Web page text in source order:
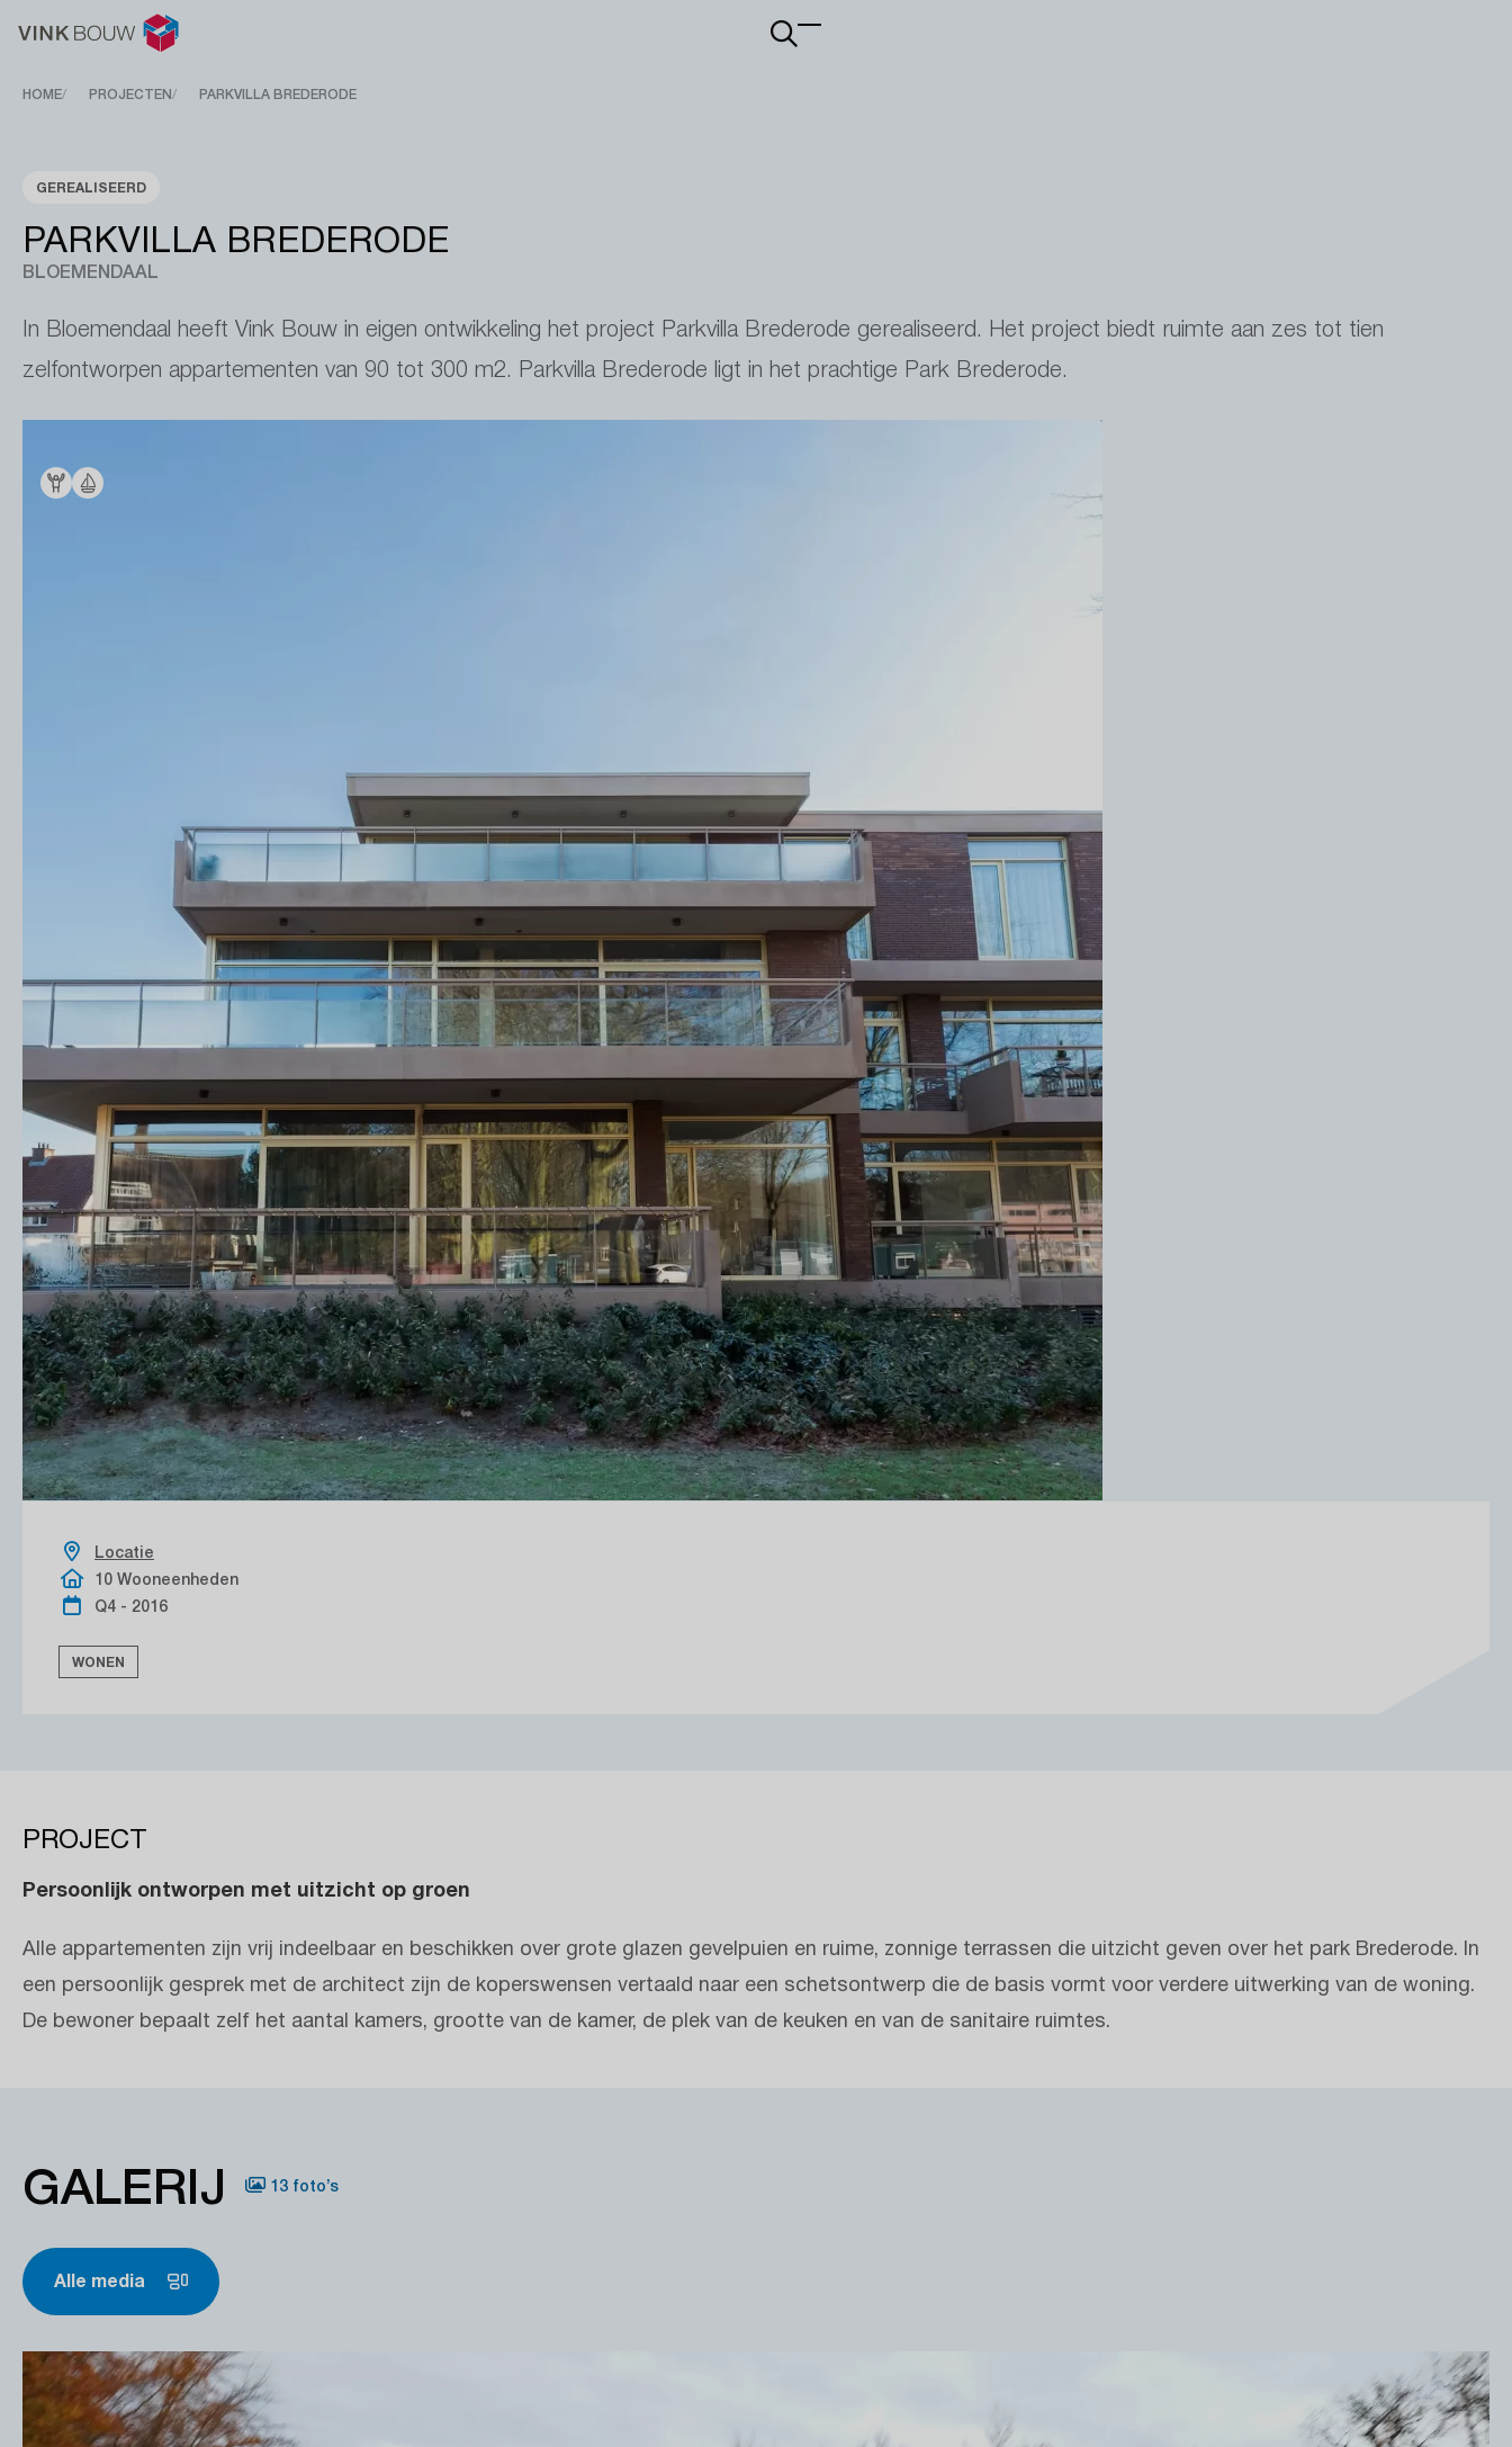
Main
Breadcrumb
HOME PROJECTEN PARKVILLA BREDERODE
GEREALISEERD
PARKVILLA BREDERODE
BLOEMENDAAL
In Bloemendaal heeft Vink Bouw in eigen ontwikkeling het project Parkvilla Brederode gerealiseerd. Het project biedt ruimte aan zes tot tien
zelfontworpen appartementen van 90 tot 300 m2. Parkvilla Brederode ligt in het prachtige Park Brederode.
Locatie
10 Wooneenheden
Q4 - 2016
WONEN
PROJECT
Persoonlijk ontworpen met uitzicht op groen
Alle appartementen zijn vrij indeelbaar en beschikken over grote glazen gevelpuien en ruime, zonnige terrassen die uitzicht geven over het park Brederode. In
een persoonlijk gesprek met de architect zijn de koperswensen vertaald naar een schetsontwerp die de basis vormt voor verdere uitwerking van de woning.
De bewoner bepaalt zelf het aantal kamers, grootte van de kamer, de plek van de keuken en van de sanitaire ruimtes.
GALERIJ 13 foto’s
Alle media